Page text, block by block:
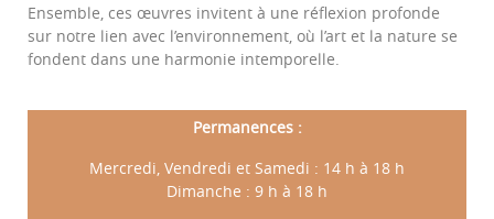
Ensemble, ces œuvres invitent à une réflexion profonde
sur notre lien avec l’environnement, où l’art et la nature se
fondent dans une harmonie intemporelle.
Permanences :
Mercredi, Vendredi et Samedi : 14 h à 18 h
Dimanche : 9 h à 18 h